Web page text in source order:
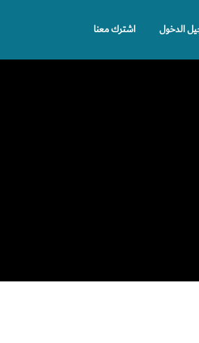
الدخول اشترك معنا